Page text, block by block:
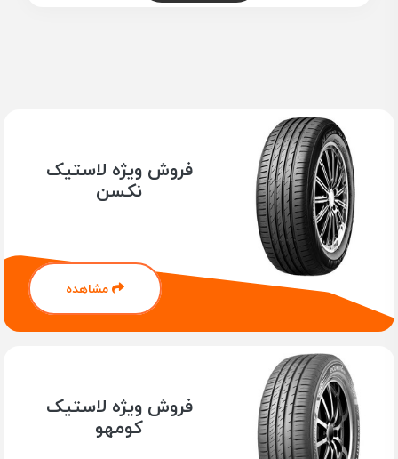
فروش ویژه لاستیک
نکسن
مشاهده
فروش ویژه لاستیک
کومهو